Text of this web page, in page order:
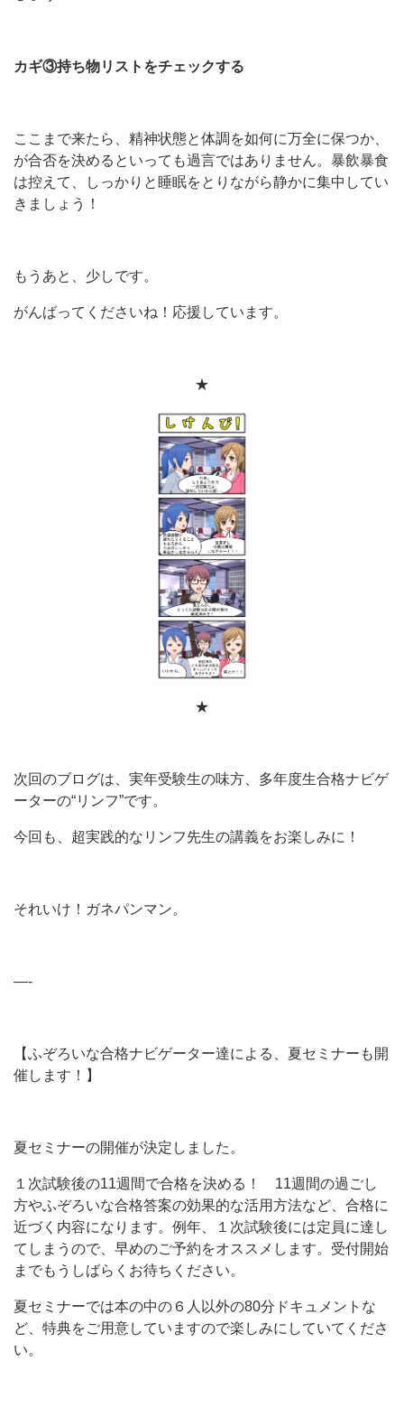
カギ③持ち物リストをチェックする
ここまで来たら、精神状態と体調を如何に万全に保つか、
が合否を決めるといっても過言ではありません。暴飲暴食
は控えて、しっかりと睡眠をとりながら静かに集中してい
きましょう！
もうあと、少しです。
がんばってくださいね！応援しています。
★
★
次回のブログは、実年受験生の味方、多年度生合格ナビゲ
ーターの“リンフ”です。
今回も、超実践的なリンフ先生の講義をお楽しみに！
それいけ！ガネパンマン。
—-
【ふぞろいな合格ナビゲーター達による、夏セミナーも開
催します！】
夏セミナーの開催が決定しました。
１次試験後の11週間で合格を決める！ 11週間の過ごし
方やふぞろいな合格答案の効果的な活用方法など、合格に
近づく内容になります。例年、１次試験後には定員に達し
てしまうので、早めのご予約をオススメします。受付開始
までもうしばらくお待ちください。
夏セミナーでは本の中の６人以外の80分ドキュメントな
ど、特典をご用意していますので楽しみにしていてくださ
い。